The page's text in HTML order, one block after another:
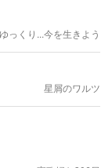
ゆっくり...今を生きよう
星屑のワルツ